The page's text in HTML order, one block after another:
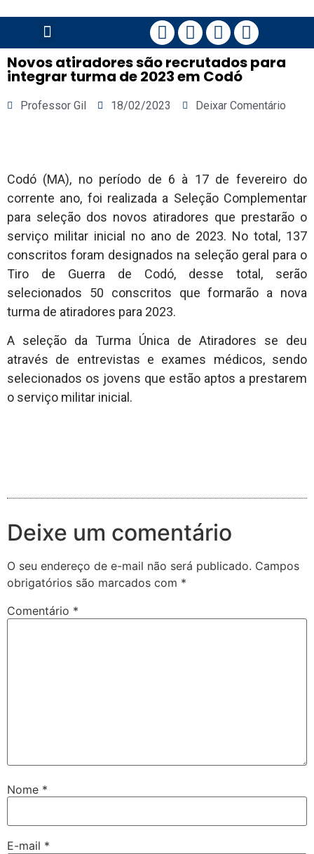
Novos atiradores são recrutados para
integrar turma de 2023 em Codó
Professor Gil 18/02/2023 Deixar Comentário
Codó (MA), no período de 6 à 17 de fevereiro do
corrente ano, foi realizada a Seleção Complementar
para seleção dos novos atiradores que prestarão o
serviço militar inicial no ano de 2023. No total, 137
conscritos foram designados na seleção geral para o
Tiro de Guerra de Codó, desse total, serão
selecionados 50 conscritos que formarão a nova
turma de atiradores para 2023.
A seleção da Turma Única de Atiradores se deu
através de entrevistas e exames médicos, sendo
selecionados os jovens que estão aptos a prestarem
o serviço militar inicial.
Deixe um comentário
O seu endereço de e-mail não será publicado. Campos
obrigatórios são marcados com *
Comentário *
Nome *
E-mail *